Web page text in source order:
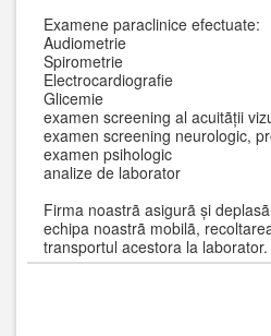
Examene paraclinice efectuate:
Audiometrie
Spirometrie
Electrocardiografie
Glicemie
examen screening al acuitãții
examen screening neurologic,
examen psihologic
analize de laborator
Firma noastrã asigurã și
echipa noastrã mobilã,
transportul acestora la laborator.